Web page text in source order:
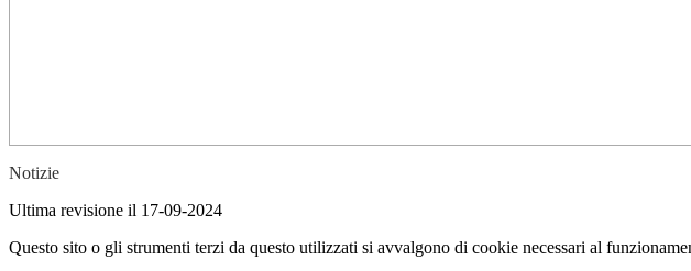
Notizie
Ultima revisione il 17-09-2024
Questo sito o gli strumenti terzi da questo utilizzati si avvalgono di cookie necessari al